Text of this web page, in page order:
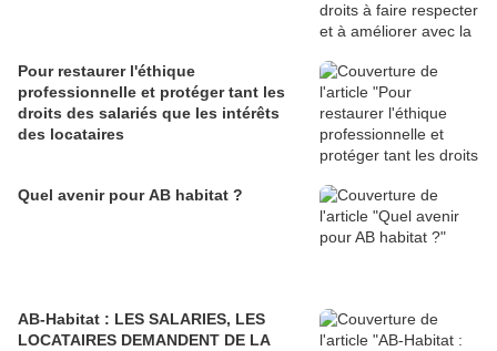
Pour restaurer l'éthique
professionnelle et protéger tant les
droits des salariés que les intérêts
des locataires
Quel avenir pour AB habitat ?
AB-Habitat : LES SALARIES, LES
LOCATAIRES DEMANDENT DE LA